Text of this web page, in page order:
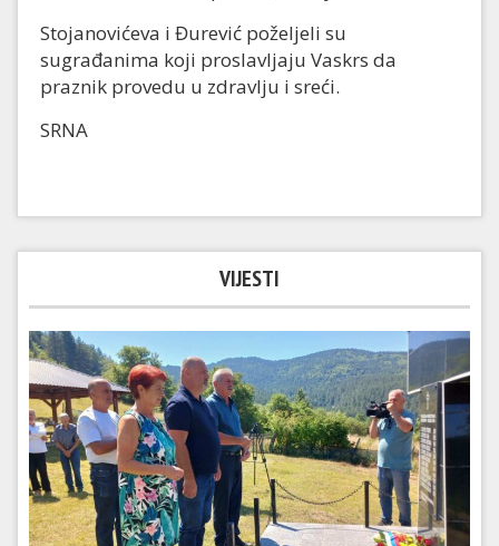
Stojanovićeva i Đurević poželjeli su
sugrađanima koji proslavljaju Vaskrs da
praznik provedu u zdravlju i sreći.
SRNA
VIJESTI